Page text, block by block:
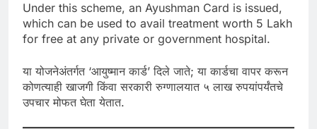
Under this scheme, an Ayushman Card is issued,
which can be used to avail treatment worth 5 Lakh
for free at any private or government hospital.
या योजनेअंतर्गत ‘आयुष्मान कार्ड’ दिले जाते; या कार्डचा वापर करून
कोणत्याही खाजगी किंवा सरकारी रुग्णालयात ५ लाख रुपयांपर्यंतचे
उपचार मोफत घेता येतात.